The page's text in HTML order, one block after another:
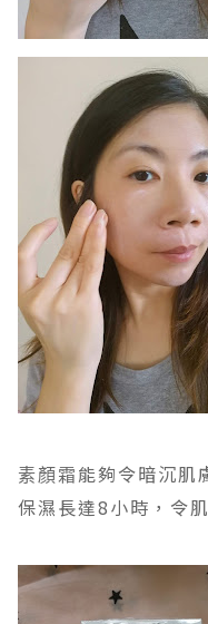
素顏霜 能夠令暗沉肌
保濕長達8小時，令